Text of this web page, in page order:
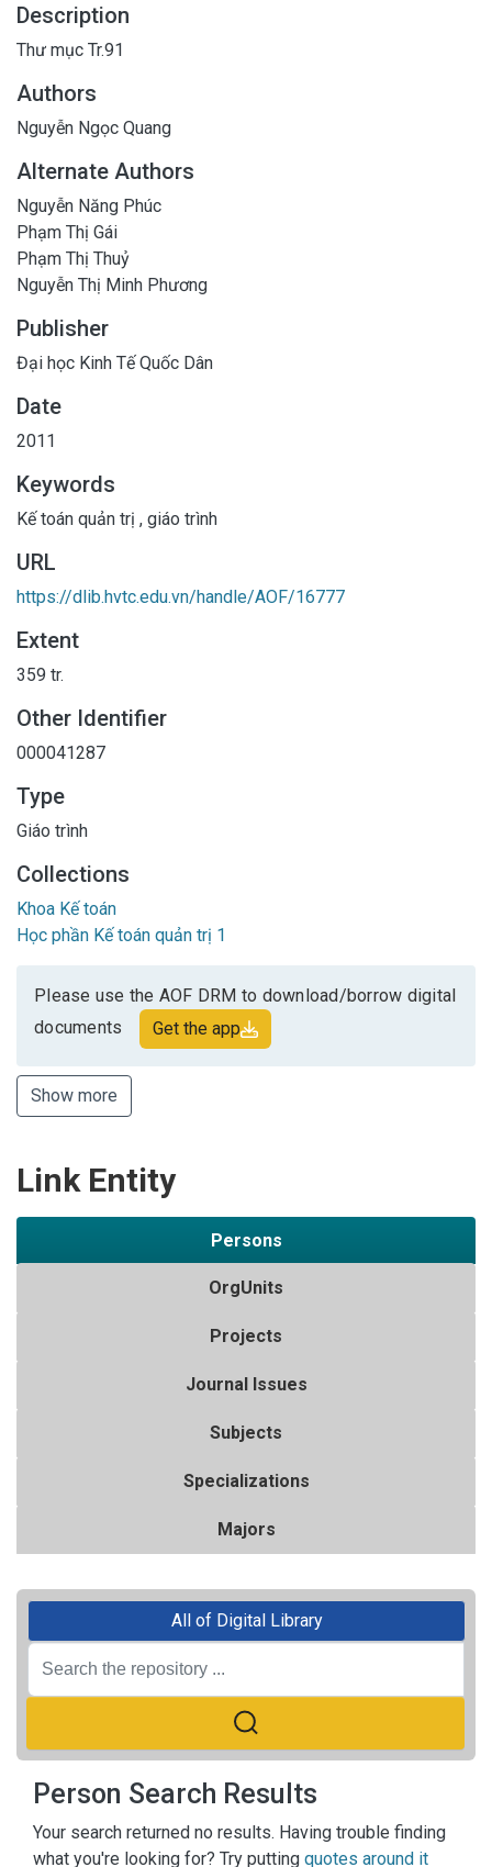
Description
Thư mục Tr.91
Authors
Nguyễn Ngọc Quang
Alternate Authors
Nguyễn Năng Phúc
Phạm Thị Gái
Phạm Thị Thuỷ
Nguyễn Thị Minh Phương
Publisher
Đại học Kinh Tế Quốc Dân
Date
2011
Keywords
Kế toán quản trị , giáo trình
URL
https://dlib.hvtc.edu.vn/handle/AOF/16777
Extent
359 tr.
Other Identifier
000041287
Type
Giáo trình
Collections
Khoa Kế toán
Học phần Kế toán quản trị 1
Please use the AOF DRM to download/borrow digital
documents
Get the app
Show more
Link Entity
Persons
OrgUnits
Projects
Journal Issues
Subjects
Specializations
Majors
All of Digital Library
Person Search Results
Your search returned no results. Having trouble finding
what you're looking for? Try putting quotes around it